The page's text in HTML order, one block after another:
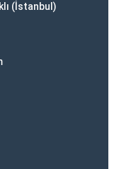
(İstanbul)